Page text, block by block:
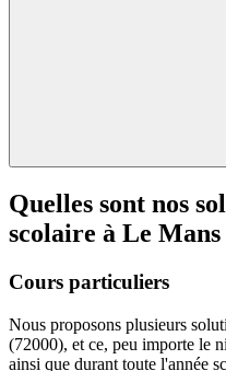
Quelles sont nos
scolaire à Le Mans
Cours particuliers
Nous proposons plusieurs
(72000), et ce, peu importe le
ainsi que durant toute l'année